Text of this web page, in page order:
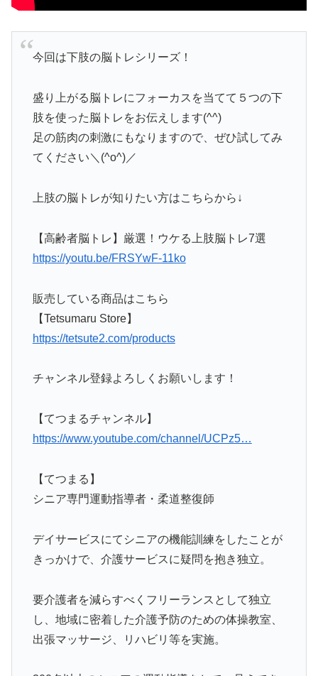
今回は下肢の脳トレシリーズ！
盛り上がる脳トレにフォーカスを当てて５つの下
肢を使った脳トレをお伝えします(^^)
足の筋肉の刺激にもなりますので、ぜひ試してみ
てください＼(^o^)／
上肢の脳トレが知りたい方はこちらから↓
【高齢者脳トレ】厳選！ウケる上肢脳トレ7選
https://youtu.be/FRSYwF-11ko
販売している商品はこちら
【Tetsumaru Store】
https://tetsute2.com/products
チャンネル登録よろしくお願いします！
【てつまるチャンネル】
https://www.youtube.com/channel/UCPz5…
【てつまる】
シニア専門運動指導者・柔道整復師
デイサービスにてシニアの機能訓練をしたことが
きっかけで、介護サービスに疑問を抱き独立。
要介護者を減らすべくフリーランスとして独立
し、地域に密着した介護予防のための体操教室、
出張マッサージ、リハビリ等を実施。